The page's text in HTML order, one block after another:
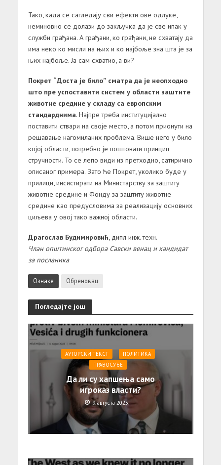
Тако, када се сагледају сви ефекти ове одлуке,
неминовно се долази до закључка да је све ипак у
служби грађана. А грађани, ко грађани, не схватају да
има неко ко мисли на њих и ко најбоље зна шта је за
њих најбоље. Ја сам схватио, а ви?
Покрет “Доста је било” сматра да је неопходно
што пре успоставити систем у области заштите
животне средине у складу са европским
стандарднима. Најпре треба институцијално
поставити ствари на своје место, а потом прионути на
решавање нагомиланих проблема. Више него у било
којој области, потребно је поштовати принцип
стручности. То се лепо види из претходно, сатирично
описаног примера. Зато ће Покрет, уколико буде у
прилици, инсистирати на Министарству за заштиту
животне средине и Фонду за заштиту животне
средине као предусловима за реализацију основних
циљева у овој тако важној области.
Драгослав Будимировић, дипл инж. техн.
Члан општинског одбора Савски венац и кандидат
за посланика
Ознаке Обреновац
Погледајте још
АУТОРСКИ ТЕКСТ
ПОЛИТИКА
ПРАВОСУЂЕ
Да ли су хапшења само
игроказ власти?
9. августа 2025.